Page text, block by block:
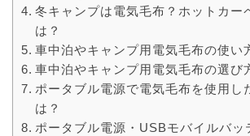
冬キャンプは電気毛布？ホットカー
は？
車中泊やキャンプ用電気毛布の使い
車中泊やキャンプ用電気毛布の選び
ポータブル電源で電気毛布を使用し
は？
ポータブル電源・USBモバイルバッ